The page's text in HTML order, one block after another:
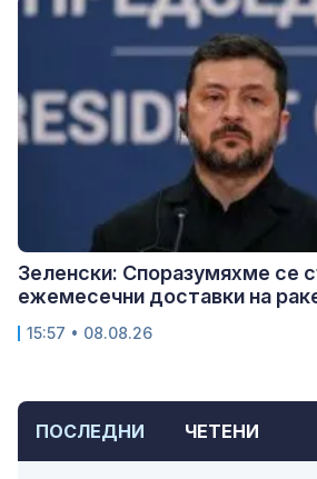
ПОСЛЕДНИ ЧЕТЕНИ
Зеленски: Споразумяхме се
ежемесечни доставки на
15:57 • 08.08.26